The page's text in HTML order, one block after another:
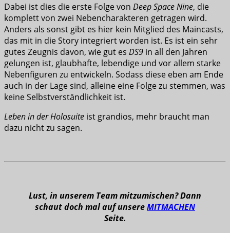
Dabei ist dies die erste Folge von Deep Space Nine, die
komplett von zwei Nebencharakteren getragen wird.
Anders als sonst gibt es hier kein Mitglied des Maincasts,
das mit in die Story integriert worden ist. Es ist ein sehr
gutes Zeugnis davon, wie gut es DS9 in all den Jahren
gelungen ist, glaubhafte, lebendige und vor allem starke
Nebenfiguren zu entwickeln. Sodass diese eben am Ende
auch in der Lage sind, alleine eine Folge zu stemmen, was
keine Selbstverständlichkeit ist.
Leben in der Holosuite ist grandios, mehr braucht man
dazu nicht zu sagen.
Lust, in unserem Team mitzumischen? Dann
schaut doch mal auf unsereMITMACHEN
Seite.